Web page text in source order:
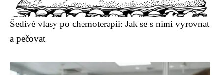
Šedivé vlasy po chemoterapii: Jak se s nimi vyrovnat
a pečovat